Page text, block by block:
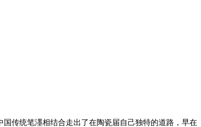
传统笔濹相结合走出了在陶瓷届自己独特的道路，早在